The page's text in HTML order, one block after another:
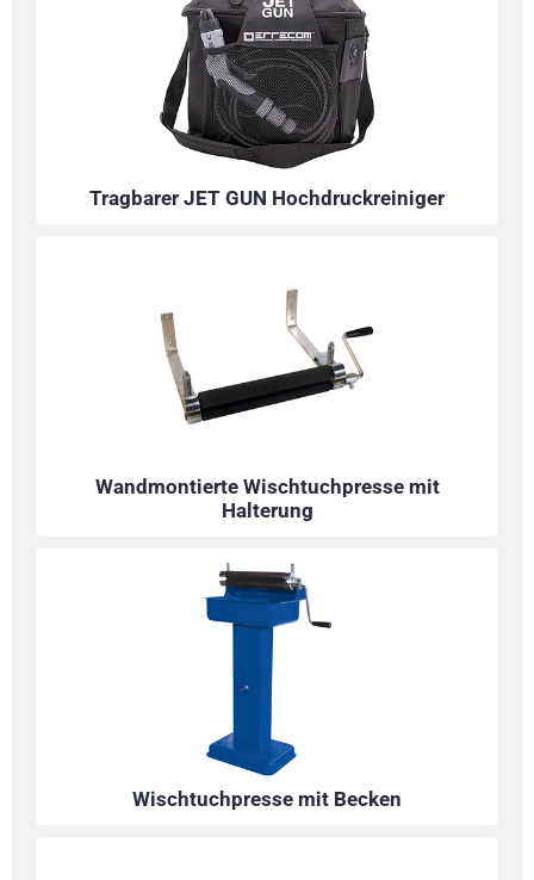
Tragbarer JET GUN Hochdruckreiniger
Wandmontierte Wischtuchpresse mit
Halterung
Wischtuchpresse mit Becken